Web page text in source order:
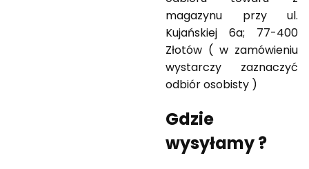
magazynu przy ul.
Kujańskiej 6a; 77-400
Złotów ( w zamówieniu
wystarczy zaznaczyć
odbiór osobisty )
Gdzie
wysyłamy ?